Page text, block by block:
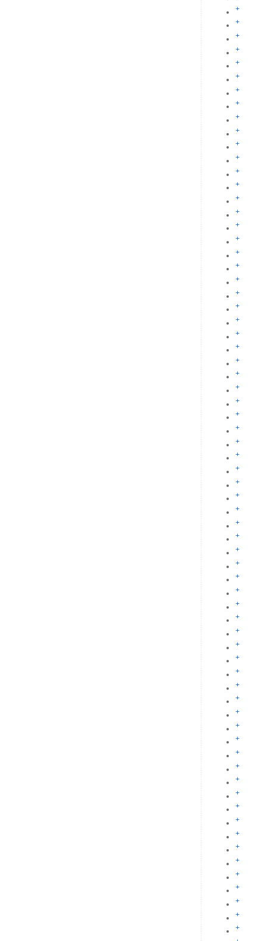
+
+
+
+
+
+
+
+
+
+
+
+
+
+
+
+
+
+
+
+
+
+
+
+
+
+
+
+
+
+
+
+
+
+
+
+
+
+
+
+
+
+
+
+
+
+
+
+
+
+
+
+
+
+
+
+
+
+
+
+
+
+
+
+
+
+
+
+
+